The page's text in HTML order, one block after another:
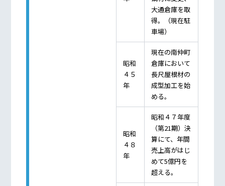
大通倉庫を取
得。（現在駐
車場）
昭和
４５
年
現在の南仲町
倉庫において
長尺屋根材の
成型加工を始
める。
昭和
４８
年
昭和４７年度
（第21期）決
算にて、年間
売上高がはじ
めて5億円を
超える。